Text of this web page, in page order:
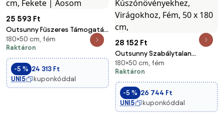
25 593 Ft
Outsunny Fűszeres Támogatás
Madarakkal, 2 darab, Kert Trellis
Zöldségekhez, Indákhoz,
Virágokhoz, Fém, 50 x 180 cm,
Fekete | Aosom
180×50 cm, fém
Raktáron
-5 % 24 313 Ft
UNI5
kuponkóddal
28 152 Ft
Outsunny Szabálytalan
Mintázatú Mászó Növény
Támogatás, 2 darabos Készlet,
Kerti Trellis Zöldségekhez,
Kúszónövényekhez,
Virágokhoz, Fém, 50 x 180 cm,
180×50 cm, fém
Raktáron
-5 % 26 744 Ft
UNI5
kuponkóddal